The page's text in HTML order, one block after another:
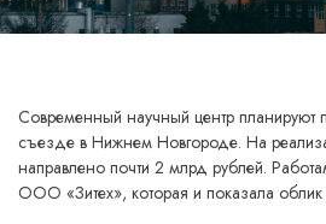
Современный научный центр планируют
съезде в Нижнем Новгороде. На
направлено почти 2 млрд рублей.
ООО «Зитех», которая и показала